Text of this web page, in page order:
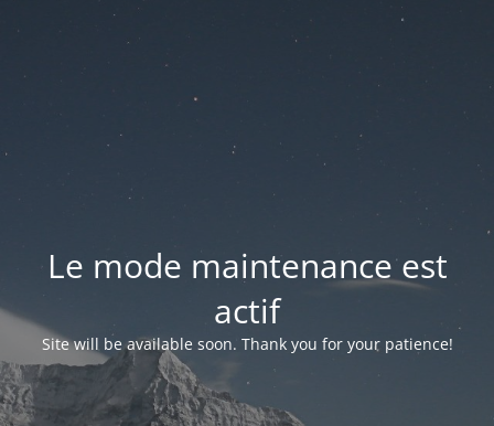
Le mode maintenance est
actif
Site will be available soon. Thank you for your patience!